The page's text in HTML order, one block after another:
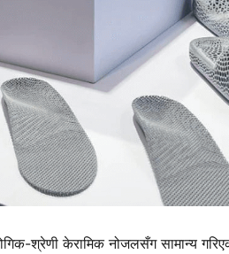
श्रेणी केरामिक नोजलसँग